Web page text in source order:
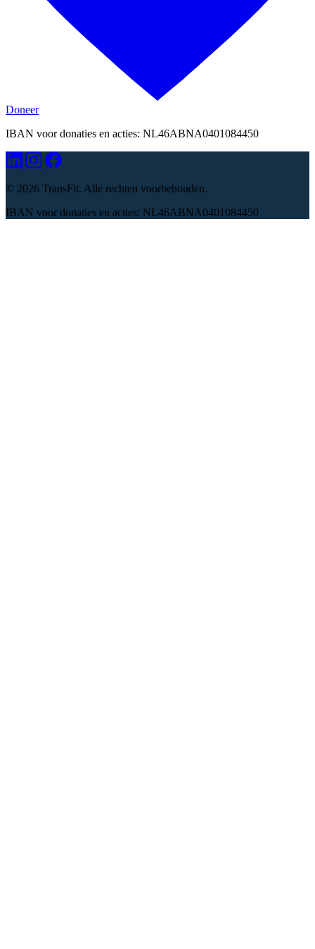
Doneer
IBAN voor donaties en acties: NL46ABNA0401084450
© 2026 TransFit. Alle rechten voorbehouden.
IBAN voor donaties en acties: NL46ABNA0401084450